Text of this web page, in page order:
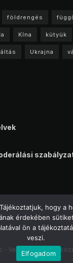
földrengés
Kína kütyük
Ukrajna
- Veszprém online
hogy a
érdekében
ön a
veszi.
Elfogadom